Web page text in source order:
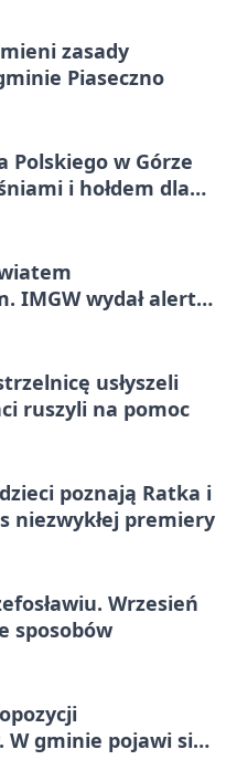
zasady
Piaseczno
Polskiego w Górze
i hołdem dla
IMGW wydał alert
usłyszeli
ruszyli na pomoc
poznają Ratka i
niezwykłej premiery
Wrzesień
sposobów
W gminie pojawi się